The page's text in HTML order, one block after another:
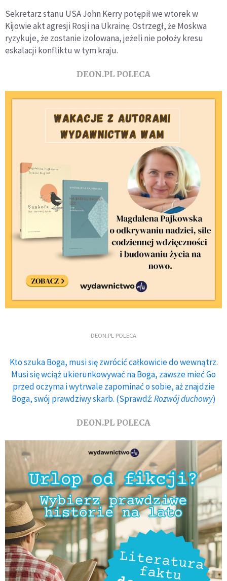
Sekretarz stanu USA John Kerry potępił we wtorek w
Kijowie akt agresji Rosji na Ukrainę. Ostrzegł, że Moskwa
ryzykuje, że zostanie izolowana, jeżeli nie położy kresu
eskalacji konfliktu w tym kraju.
DEON.PL POLECA
DEON.PL POLECA
Kto szuka Boga, musi się zwrócić całkowicie do wewnątrz.
Musi się wciąż ukierunkowywać na Boga, zawsze mieć Go
przed oczyma i wytrwale zapominać o sobie, aż znajdzie
Boga, swój prawdziwy skarb. (Sprawdź:Rozwój duchowy)
DEON.PL POLECA